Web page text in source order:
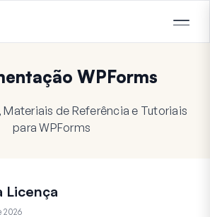
WPForms
de Referência e Tutoriais
para WPForms
Licença
2026